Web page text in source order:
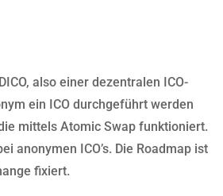
also einer dezentralen ICO-
ein ICO durchgeführt werden
mittels Atomic Swap funktioniert.
anonymen ICO’s. Die Roadmap ist
fixiert.